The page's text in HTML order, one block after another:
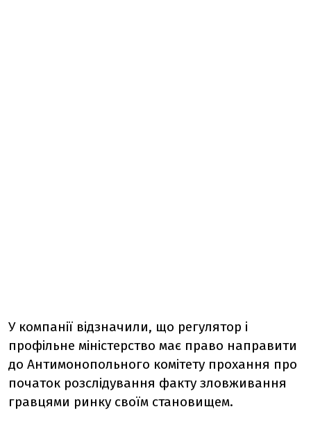
У компанії відзначили, що регулятор і
профільне міністерство має право направити
до Антимонопольного комітету прохання про
початок розслідування факту зловживання
гравцями ринку своїм становищем.